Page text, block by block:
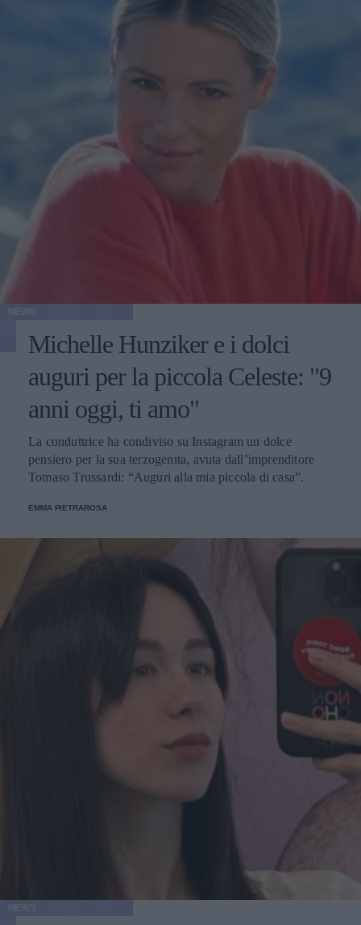
Michelle Hunziker e i dolci
auguri per la piccola Celeste: "9
anni oggi, ti amo"
La conduttrice ha condiviso su Instagram un dolce
pensiero per la sua terzogenita, avuta dall’imprenditore
Tomaso Trussardi: “Auguri alla mia piccola di casa”.
EMMA PIETRAROSA